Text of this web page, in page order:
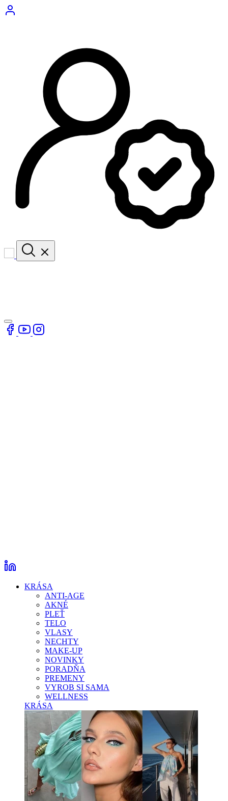
KRÁSA
ANTI-AGE
AKNÉ
PLEŤ
TELO
VLASY
NECHTY
MAKE-UP
NOVINKY
PORADŇA
PREMENY
VYROB SI SAMA
WELLNESS
KRÁSA